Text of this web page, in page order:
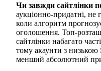
Чи завжди сайтлінки
аукціонно-придатні, не
коли алгоритм
оголошення. Топ-
сайтлінки набагато
тому акаунти з низькою
менший абсолютний